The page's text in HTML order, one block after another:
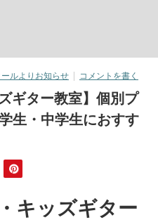
ルよりお知らせ コメントを書く
ギター教室】個別プ
生・中学生におすす
キッズギター